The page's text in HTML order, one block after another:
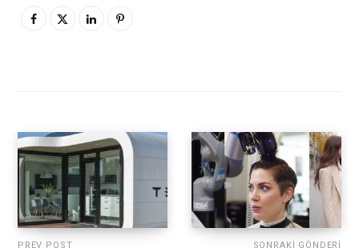
PREV POST SONRAKI GÖNDERI